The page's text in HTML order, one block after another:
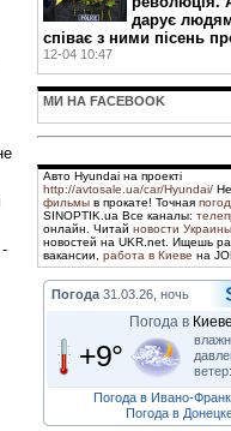
дарує
співає з ними пісень
12-04 10:47
МИ НА FACEBOOK
Авто Hyundai на проекті
http://avtosale.ua/car/Hyundai/
фильмы в прокате! Точная
SINOPTIK.ua Все каналы:
онлайн. Читай новости Украины
новостей на UKR.net. Ищешь
вакансии, работа в Киеве на
Погода 31.03.26, ночь
Погода в Киеве
+9°
ветер:
Погода в Ивано-
Погода в